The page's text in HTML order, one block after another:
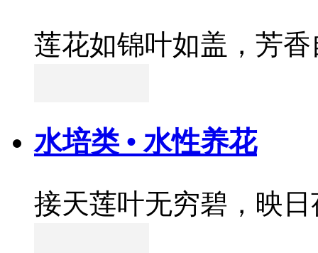
莲花如锦叶如盖，芳
水培类 • 水性养花
接天莲叶无穷碧，映